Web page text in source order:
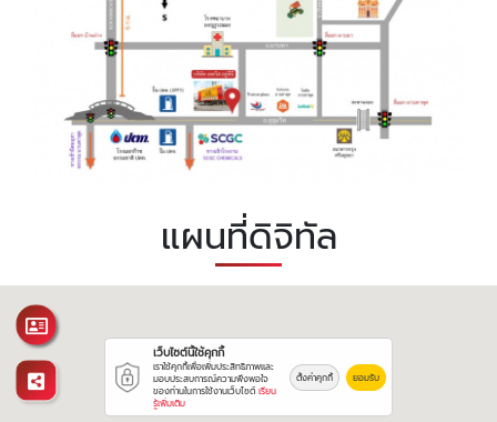
แผนที่ดิจิทัล
เว็บไซต์นี้ใช้คุกกี้
เราใช้คุกกี้เพื่อเพิ่มประสิทธิภาพและ
มอบประสบการณ์ความพึงพอใจ
ของท่านในการใช้งานเว็บไซต์ เรียน
รู้เพิ่มเติม
ตั้งค่าคุกกี้ ยอมรับ